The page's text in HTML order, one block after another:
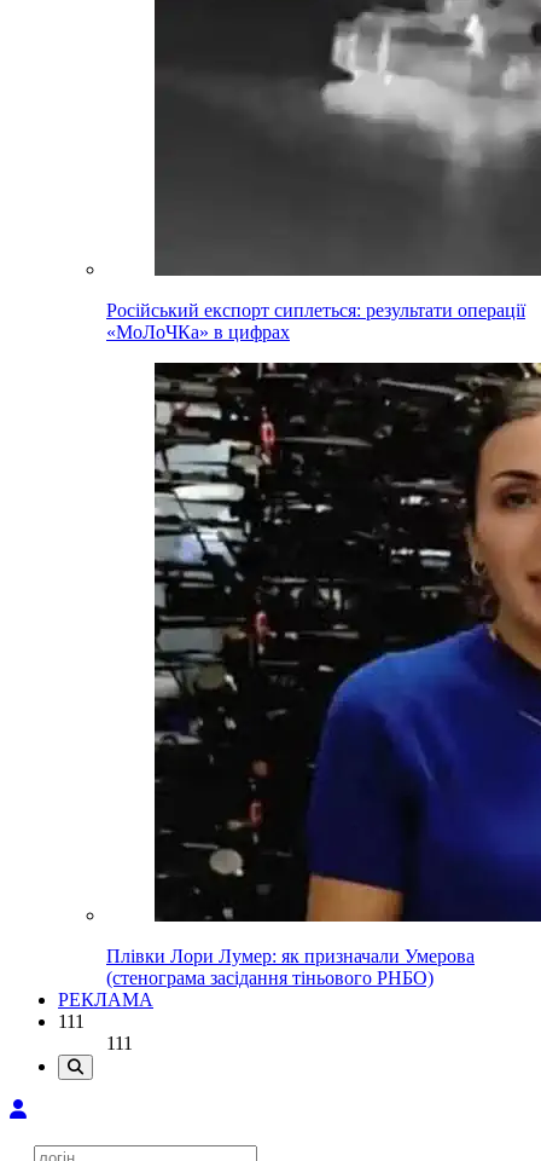
Російський експорт сиплеться: результати операції
«МоЛоЧКа» в цифрах
Плівки Лори Лумер: як призначали Умерова
(стенограма засідання тіньового РНБО)
РЕКЛАМА
111
111